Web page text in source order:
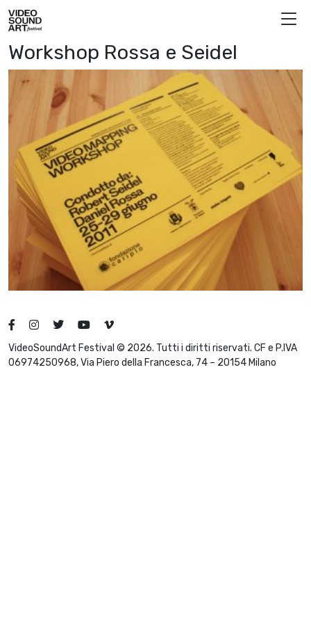
Skip to content
Video Sound Art
Workshop Rossa e Seidel
VideoSoundArt Festival © 2026. Tutti i diritti riservati. CF e P.IVA
06974250968, Via Piero della Francesca, 74 – 20154 Milano